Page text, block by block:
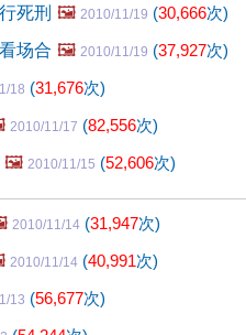
死刑 🖼️ 2010/11/19 (30,666次)
场合 🖼️ 2010/11/19 (37,927次)
18 (31,676次)
2010/11/17 (82,556次)
🖼️ 2010/11/15 (52,606次)
2010/11/14 (31,947次)
2010/11/14 (40,991次)
13 (56,677次)